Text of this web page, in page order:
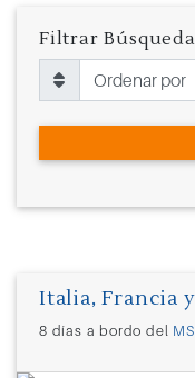
Filtrar Búsqueda
Italia, Francia
8 días a bordo del